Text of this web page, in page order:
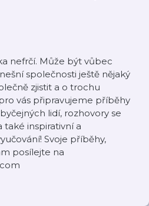
nefrčí. Může být vůbec
společnosti ještě nějaký
zjistit a o trochu
vás připravujeme příběhy
lidí, rozhovory se
také inspirativní a
Svoje příběhy,
posílejte na